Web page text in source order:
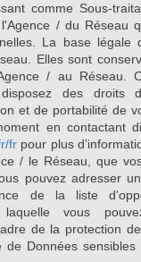
comme Sous-
/ du Réseau
La base légale
Elles sont
/ au Réseau.
des droits
et de portabilité de
en contactant
fr pour plus
/ le Réseau, que
pouvez adresser
de la liste
vous
de la protection
Données